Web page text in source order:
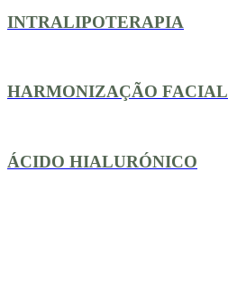
INTRALIPOTERAPIA
HARMONIZAÇÃO FACIAL
ÁCIDO HIALURÓNICO